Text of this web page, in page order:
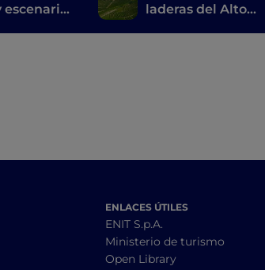
laderas del Alto
ENLACES ÚTILES
ENIT S.p.A.
Ministerio de turismo
Open Library